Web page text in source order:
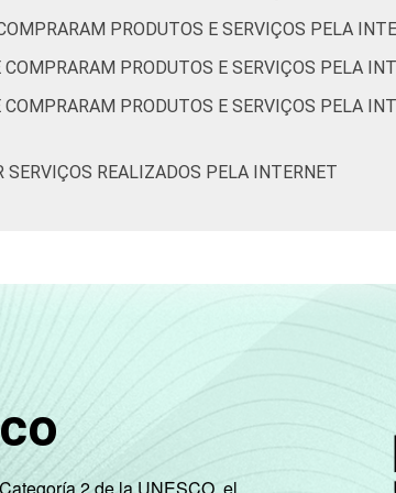
26 33
25 36
24 32
28
PRODUTOS E SERVIÇOS PELA
PRODUTOS E SERVIÇOS PELA
PRODUTOS E SERVIÇOS PELA
SERVIÇOS REALIZADOS PELA INTERNET